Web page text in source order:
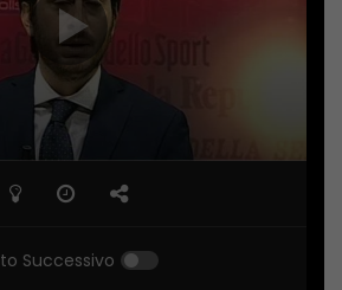
Successivo